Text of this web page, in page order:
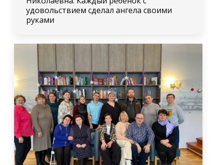
удовольствием сделал ангела своими
руками